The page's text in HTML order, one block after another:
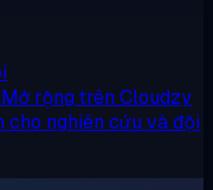
Mở rộng trên Cloudzy
cho nghiên cứu và đội